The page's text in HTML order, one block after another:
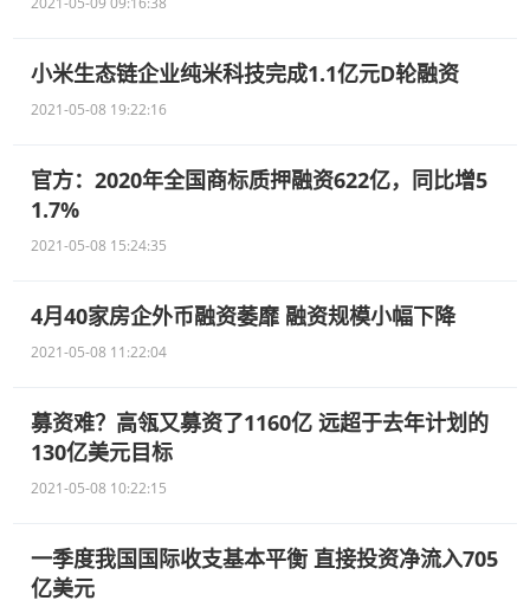
小米生态链企业纯米科技完成1.1亿元D轮融资
2021-05-08 19:22:16
官方：2020年全国商标质押融资622亿，同比增5
1.7%
2021-05-08 15:24:35
4月40家房企外币融资萎靡 融资规模小幅下降
2021-05-08 11:22:04
募资难？高瓴又募资了1160亿 远超于去年计划的
130亿美元目标
2021-05-08 10:22:15
一季度我国国际收支基本平衡 直接投资净流入705
亿美元